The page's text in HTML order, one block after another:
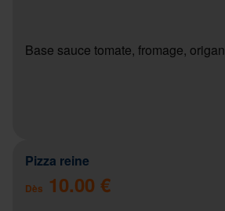
Base sauce tomate, fromage, origan
Pizza reine
Dès 10.00 €